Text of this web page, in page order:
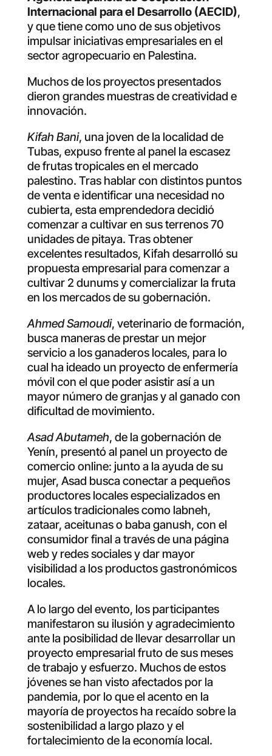
Internacional para el Desarrollo (AECID),
y que tiene como uno de sus objetivos
impulsar iniciativas empresariales en el
sector agropecuario en Palestina.
Muchos de los proyectos presentados
dieron grandes muestras de creatividad e
innovación.
Kifah Bani, una joven de la localidad de
Tubas, expuso frente al panel la escasez
de frutas tropicales en el mercado
palestino. Tras hablar con distintos puntos
de venta e identificar una necesidad no
cubierta, esta emprendedora decidió
comenzar a cultivar en sus terrenos 70
unidades de pitaya. Tras obtener
excelentes resultados, Kifah desarrolló su
propuesta empresarial para comenzar a
cultivar 2 dunums y comercializar la fruta
en los mercados de su gobernación.
Ahmed Samoudi, veterinario de formación,
busca maneras de prestar un mejor
servicio a los ganaderos locales, para lo
cual ha ideado un proyecto de enfermería
móvil con el que poder asistir así a un
mayor número de granjas y al ganado con
dificultad de movimiento.
Asad Abutameh, de la gobernación de
Yenín, presentó al panel un proyecto de
comercio online: junto a la ayuda de su
mujer, Asad busca conectar a pequeños
productores locales especializados en
artículos tradicionales como labneh,
zataar, aceitunas o baba ganush, con el
consumidor final a través de una página
web y redes sociales y dar mayor
visibilidad a los productos gastronómicos
locales.
A lo largo del evento, los participantes
manifestaron su ilusión y agradecimiento
ante la posibilidad de llevar desarrollar un
proyecto empresarial fruto de sus meses
de trabajo y esfuerzo. Muchos de estos
jóvenes se han visto afectados por la
pandemia, por lo que el acento en la
mayoría de proyectos ha recaído sobre la
sostenibilidad a largo plazo y el
fortalecimiento de la economía local.